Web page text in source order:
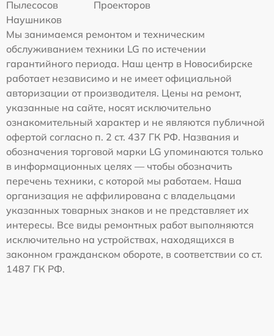
Пылесосов
Проекторов
Наушников
Мы занимаемся ремонтом и техническим
обслуживанием техники LG по истечении
гарантийного периода. Наш центр в Новосибирске
работает независимо и не имеет официальной
авторизации от производителя. Цены на ремонт,
указанные на сайте, носят исключительно
ознакомительный характер и не являются публичной
офертой согласно п. 2 ст. 437 ГК РФ. Названия и
обозначения торговой марки LG упоминаются только
в информационных целях — чтобы обозначить
перечень техники, с которой мы работаем. Наша
организация не аффилирована с владельцами
указанных товарных знаков и не представляет их
интересы. Все виды ремонтных работ выполняются
исключительно на устройствах, находящихся в
законном гражданском обороте, в соответствии со ст.
1487 ГК РФ.